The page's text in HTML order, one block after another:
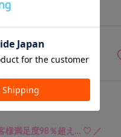
在庫あり
頃出荷予定
様満足度98％超え… ♡ ／